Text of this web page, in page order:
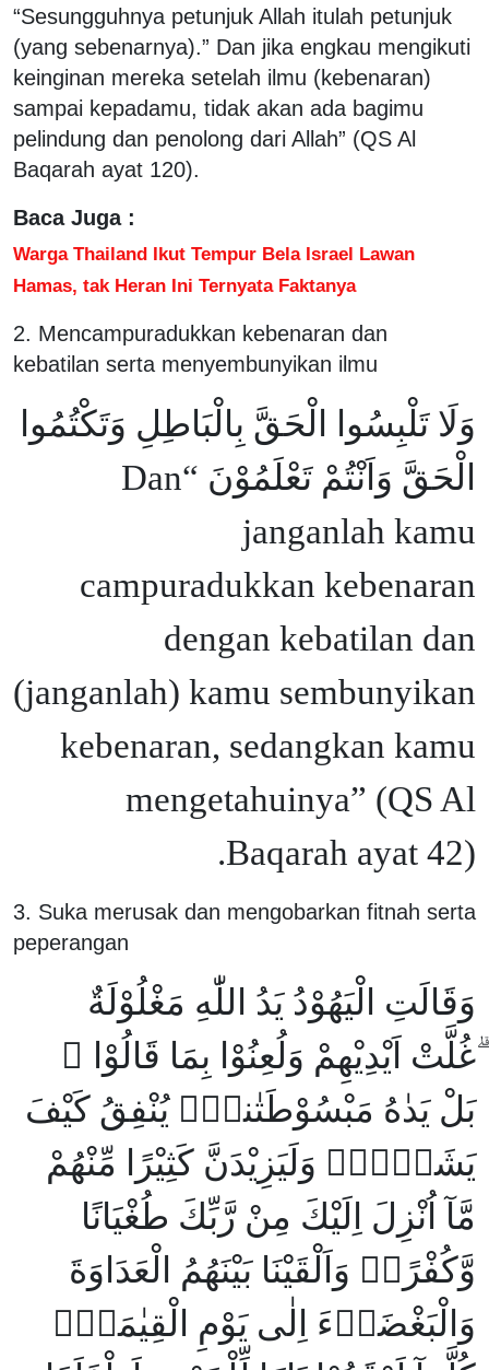
“Sesungguhnya petunjuk Allah itulah petunjuk
(yang sebenarnya).” Dan jika engkau mengikuti
keinginan mereka setelah ilmu (kebenaran)
sampai kepadamu, tidak akan ada bagimu
pelindung dan penolong dari Allah” (QS Al
Baqarah ayat 120).
Baca Juga :
Warga Thailand Ikut Tempur Bela Israel Lawan
Hamas, tak Heran Ini Ternyata Faktanya
2. Mencampuradukkan kebenaran dan
kebatilan serta menyembunyikan ilmu
وَلَا تَلْبِسُوا الْحَقَّ بِالْبَاطِلِ وَتَكْتُمُوا
الْحَقَّ وَاَنْتُمْ تَعْلَمُوْنَ “Dan
janganlah kamu
campuradukkan kebenaran
dengan kebatilan dan
(janganlah) kamu sembunyikan
kebenaran, sedangkan kamu
mengetahuinya” (QS Al
Baqarah ayat 42).
3. Suka merusak dan mengobarkan fitnah serta
peperangan
وَقَالَتِ الْيَهُوْدُ يَدُ اللّٰهِ مَغْلُوْلَةٌ
ۗغُلَّتْ اَيْدِيْهِمْ وَلُعِنُوْا بِمَا قَالُوْا ۘ
بَلْ يَدٰهُ مَبْسُوْطَتٰننِۙ يُنْفِقُ كَيْفَ
يَشَاۤءُۗ وَلَيَزِيْدَنَّ كَثِيْرًا مِّنْهُمْ
مَّآ اُنْزِلَ اِلَيْكَ مِنْ رَّبِّكَ طُغْيَانًا
وَّكُفْرًاۗ وَاَلْقَيْنَا بَيْنَهُمُ الْعَدَاوَةَ
وَالْبَغْضَاۤءَ اِلٰى يَوْمِ الْقِيٰمَةِۗ